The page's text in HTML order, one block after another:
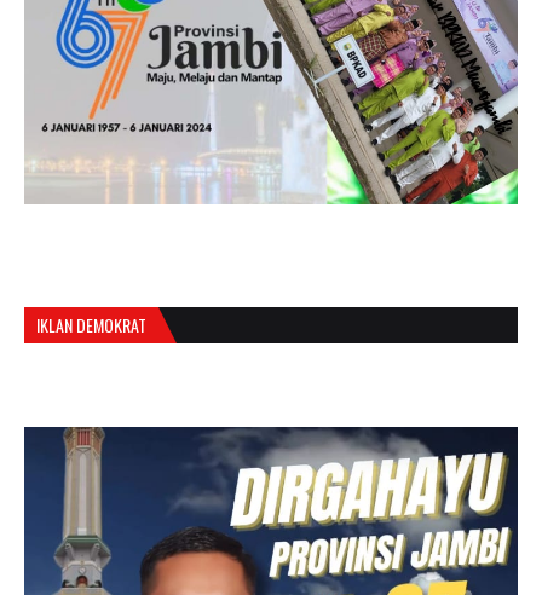
IKLAN DEMOKRAT